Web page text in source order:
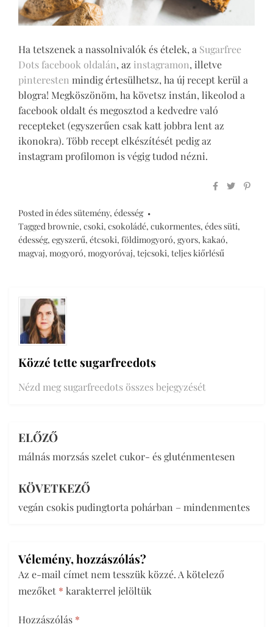
Ha tetszenek a nassolnivalók és ételek, a Sugarfree
Dots facebook oldalán, az instagramon, illetve
pinteresten mindig értesülhetsz, ha új recept kerül a
blogra! Megköszönöm, ha követsz instán, likeolod a
facebook oldalt és megosztod a kedvedre való
recepteket (egyszerűen csak katt jobbra lent az
ikonokra). Több recept elkészítését pedig az
instagram profilomon is végig tudod nézni.
Posted inédes sütemény, édesség
Taggedbrownie, csoki, csokoládé, cukormentes, édes süti,
édesség, egyszerű, étcsoki, földimogyoró, gyors, kakaó,
magvaj, mogyoró, mogyoróvaj, tejcsoki, teljes kiőrlésű
Közzé tette sugarfreedots
Nézd meg sugarfreedots összes bejegyzését
Bejegyzés
navigáció
ELŐZŐ
málnás morzsás szelet cukor- és gluténmentesen
KÖVETKEZŐ
vegán csokis pudingtorta pohárban – mindenmentes
Vélemény, hozzászólás?
Az e-mail címet nem tesszük közzé. A kötelező
mezőket * karakterrel jelöltük
Hozzászólás *